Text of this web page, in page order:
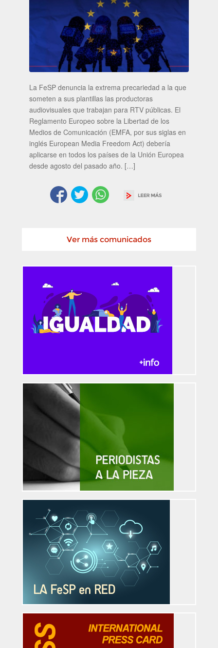
La FeSP denuncia la extrema precariedad a la que
someten a sus plantillas las productoras
audiovisuales que trabajan para RTV públicas. El
Reglamento Europeo sobre la Libertad de los
Medios de Comunicación (EMFA, por sus siglas en
inglés European Media Freedom Act) debería
aplicarse en todos los países de la Unión Europea
desde agosto del pasado año. […]
Ver más comunicados